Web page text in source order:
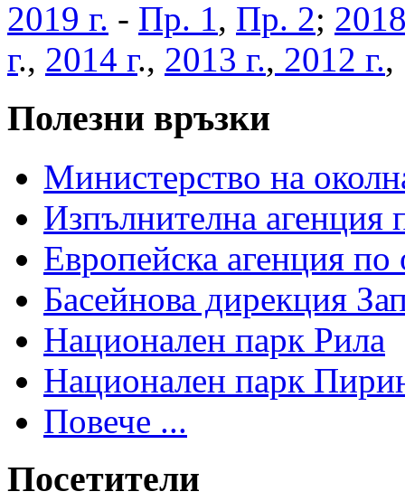
2019 г. - Пр. 1, Пр. 2;
г., 2014 г., 2013 г., 2012 г.
Полезни връзки
Министерство на
Изпълнителна агенция
Европейска агенция по
Басейнова дирекция
Национален парк Рила
Национален парк
Повече ...
Посетители